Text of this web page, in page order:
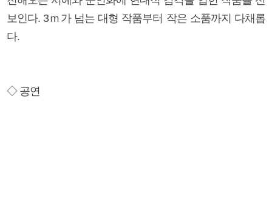
보인다. 3ｍ가 넘는 대형 작품부터 작은 소품까지 다채롭
다.
◇ 공연